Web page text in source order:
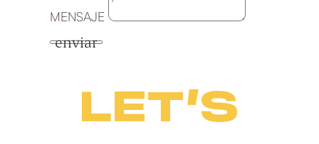
MENSAJE
enviar
LET’S